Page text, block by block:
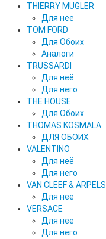
THIERRY MUGLER
Для нее
TOM FORD
Для Обоих
Аналоги
TRUSSARDI
Для неё
Для него
THE HOUSE
Для Обоих
THOMAS KOSMALA
ДЛЯ ОБОИХ
VALENTINO
Для неё
Для него
VAN CLEEF & ARPELS
Для нее
VERSACE
Для нее
Для него